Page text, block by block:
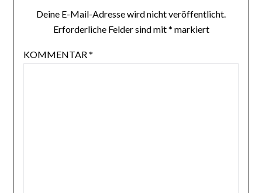
Deine E-Mail-Adresse wird nicht veröffentlicht.
Erforderliche Felder sind mit* markiert
KOMMENTAR*